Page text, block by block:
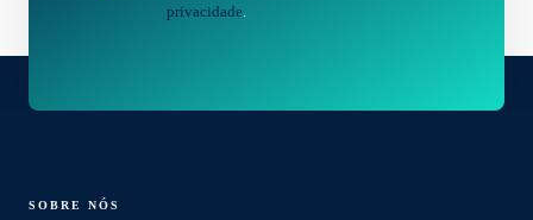
privacidade
SOBRE NÓS